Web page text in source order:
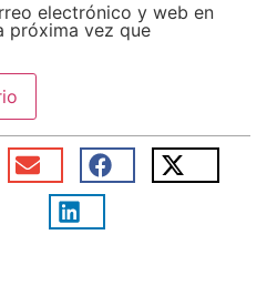
electrónico y web en
próxima vez que